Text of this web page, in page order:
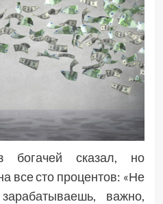
сказал, но
все сто процентов: «Не
важно,